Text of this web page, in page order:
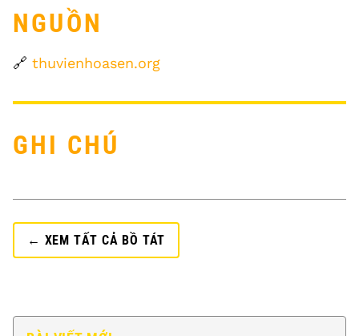
NGUỒN
🔗 thuvienhoasen.org
GHI CHÚ
← XEM TẤT CẢ BỒ TÁT